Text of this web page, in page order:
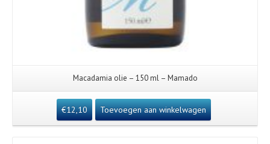
Macadamia olie – 150 ml – Mamado
€12,10 Toevoegen aan winkelwagen